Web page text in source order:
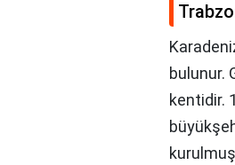
bulunur.
kentidir.